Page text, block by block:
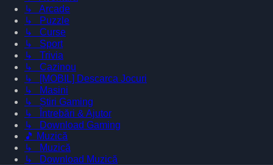
↳ Arcade
↳ Puzzle
↳ Curse
↳ Sport
↳ Trivia
↳ Cazinou
↳ [MOBIL] Descarca Jocuri
↳ Masini
↳ Știri Gaming
↳ Întrebări & Ajutor
↳ Download Gaming
🎵 Muzică
↳ Muzică
↳ Download Muzică